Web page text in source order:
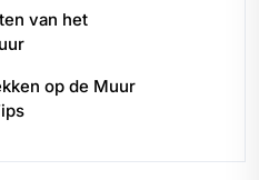
van het
op de Muur